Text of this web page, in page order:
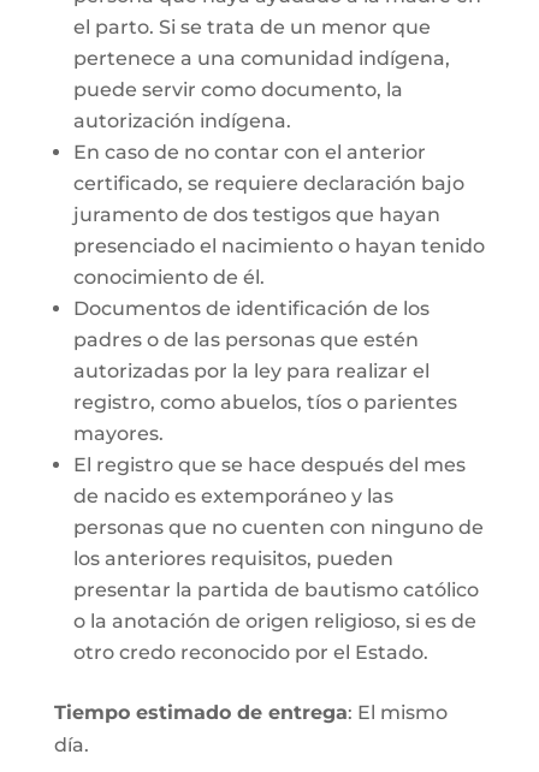
el parto. Si se trata de un menor que
pertenece a una comunidad indígena,
puede servir como documento, la
autorización indígena.
En caso de no contar con el anterior
certificado, se requiere declaración bajo
juramento de dos testigos que hayan
presenciado el nacimiento o hayan tenido
conocimiento de él.
Documentos de identificación de los
padres o de las personas que estén
autorizadas por la ley para realizar el
registro, como abuelos, tíos o parientes
mayores.
El registro que se hace después del mes
de nacido es extemporáneo y las
personas que no cuenten con ninguno de
los anteriores requisitos, pueden
presentar la partida de bautismo católico
o la anotación de origen religioso, si es de
otro credo reconocido por el Estado.
Tiempo estimado de entrega: El mismo
día.